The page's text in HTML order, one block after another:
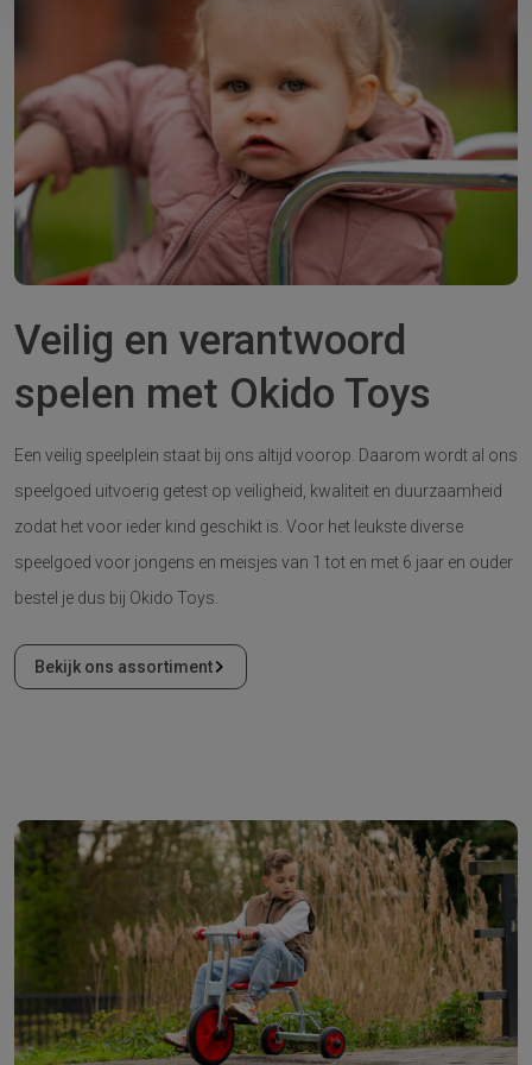
Veilig en verantwoord
spelen met Okido Toys
Een veilig speelplein staat bij ons altijd voorop. Daarom wordt al ons
speelgoed uitvoerig getest op veiligheid, kwaliteit en duurzaamheid
zodat het voor ieder kind geschikt is. Voor het leukste diverse
speelgoed voor jongens en meisjes van 1 tot en met 6 jaar en ouder
bestel je dus bij Okido Toys.
Bekijk ons assortiment